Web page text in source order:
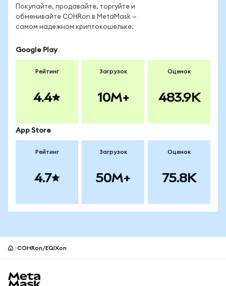
Покупайте, продавайте, торгуйте и
обменивайте COHRon в MetaMask —
самом надёжном криптокошельке.
Google Play
Рейтинг
4.4
Загрузок
10M+
Оценок
483.9K
App Store
Рейтинг
4.7
Загрузок
50M+
Оценок
75.8K
COHRon/EQIXon